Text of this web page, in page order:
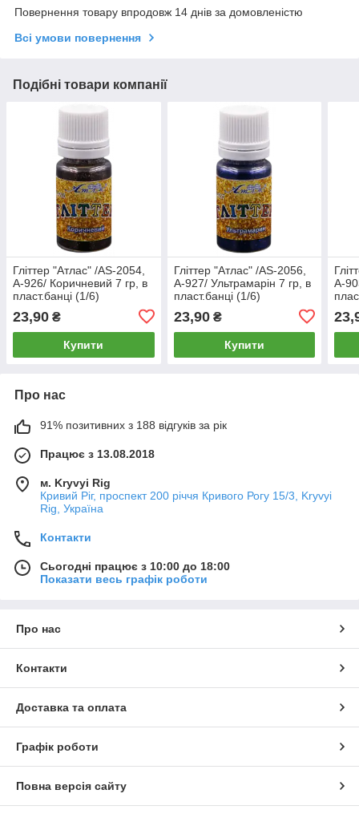
Повернення товару впродовж 14 днів за домовленістю
Всі умови повернення
Подібні товари компанії
Гліттер "Атлас" /AS-2054,
А-926/ Коричневий 7 гр, в
пласт.банці (1/6)
23,90 ₴
Купити
Гліттер "Атлас" /AS-2056,
А-927/ Ультрамарін 7 гр, в
пласт.банці (1/6)
23,90₴
Купити
А-
Про нас
91% позитивних з 188 відгуків за рік
Працює з 13.08.2018
м. Kryvyi Rig
Кривий Ріг, проспект 200 річчя Кривого Рогу 15/3, Kryvyi
Rig, Україна
Контакти
Сьогодні працює з 10:00 до 18:00
Показати весь графік роботи
Про нас
Контакти
Доставка та оплата
Графік роботи
Повна версія сайту